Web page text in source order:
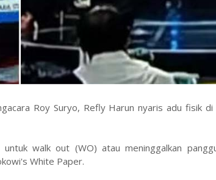
Roy Suryo, Refly Harun nyaris adu fisik
walk out (WO) atau meninggalkan
White Paper.